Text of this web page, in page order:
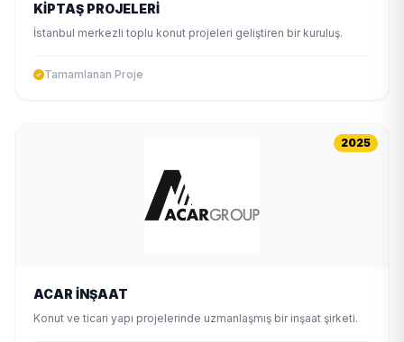
KİPTAŞ PROJELERİ
İstanbul merkezli toplu konut projeleri geliştiren bir kuruluş.
Tamamlanan Proje
2025
ACAR İNŞAAT
Konut ve ticari yapı projelerinde uzmanlaşmış bir inşaat şirketi.